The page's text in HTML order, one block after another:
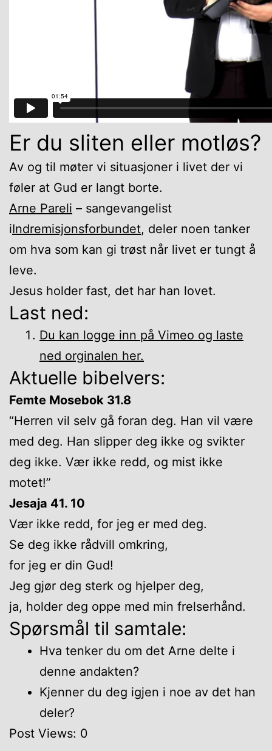
Er du sliten eller motløs?
Av og til møter vi situasjoner i livet der vi
føler at Gud er langt borte.
Arne Pareli – sangevangelist
iIndremisjonsforbundet, deler noen tanker
om hva som kan gi trøst når livet er tungt å
leve.
Jesus holder fast, det har han lovet.
Last ned:
Du kan logge inn på Vimeo og laste
ned orginalen her.
Aktuelle bibelvers:
Femte Mosebok 31.8
“Herren vil selv gå foran deg. Han vil være
med deg. Han slipper deg ikke og svikter
deg ikke. Vær ikke redd, og mist ikke
motet!”
Jesaja 41. 10
Vær ikke redd, for jeg er med deg.
Se deg ikke rådvill omkring,
for jeg er din Gud!
Jeg gjør deg sterk og hjelper deg,
ja, holder deg oppe med min frelserhånd.
Spørsmål til samtale:
Hva tenker du om det Arne delte i
denne andakten?
Kjenner du deg igjen i noe av det han
deler?
Post Views: 0